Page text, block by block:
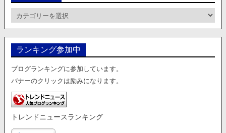
テ
リ
ランキング参加中
ブログランキングに参加しています。
バナーのクリックは励みになります。
トレンドニュースランキング